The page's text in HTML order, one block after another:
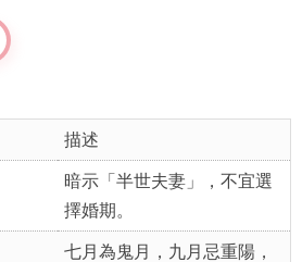
描述
暗示「半世夫妻」，不宜選
擇婚期。
七月為鬼月，九月忌重陽，